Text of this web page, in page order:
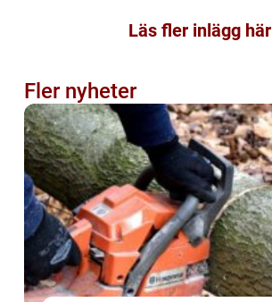
Läs fler inlägg här
Fler nyheter